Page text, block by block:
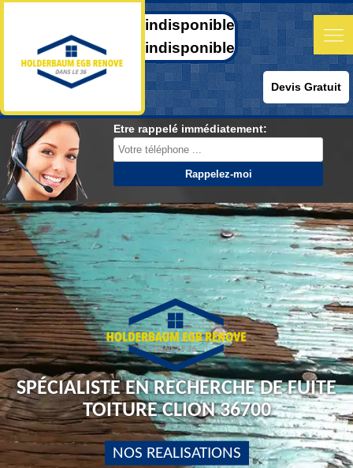
indisponible
indisponible
Devis Gratuit
Etre rappelé immédiatement:
SPÉCIALISTE EN RECHERCHE DE FUITE
TOITURE CLION 36700
NOS REALISATIONS